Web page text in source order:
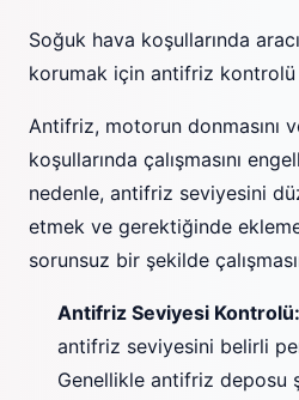
Soğuk hava koşullarında
korumak için antifriz kontrolü
Antifriz, motorun donmasını
koşullarında çalışmasını
nedenle, antifriz seviyesini
etmek ve gerektiğinde
sorunsuz bir şekilde
Antifriz Seviyesi Kontrolü:
antifriz seviyesini belirli
Genellikle antifriz deposu